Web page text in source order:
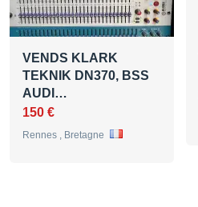
VENDS KLARK
TEKNIK DN370, BSS
AUDI…
150 €
Rennes , Bretagne